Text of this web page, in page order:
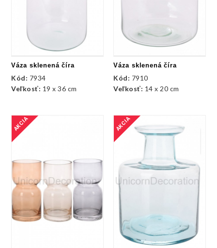
Váza sklenená číra
Kód: 7934
Veľkosť: 19 x 36 cm
Váza sklenená číra
Kód: 7910
Veľkosť: 14 x 20 cm
AKCIA AKCIA